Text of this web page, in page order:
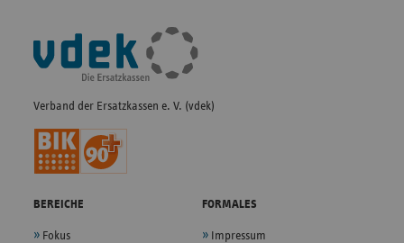
Fußleisten-
Navigation
Verband der Ersatzkassen e. V. (vdek)
BEREICHE
Fokus
FORMALES
Impressum